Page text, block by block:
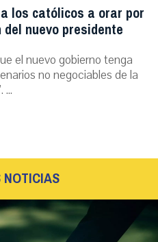
los católicos a orar por
nuevo presidente
el nuevo gobierno tenga
no negociables de la
...